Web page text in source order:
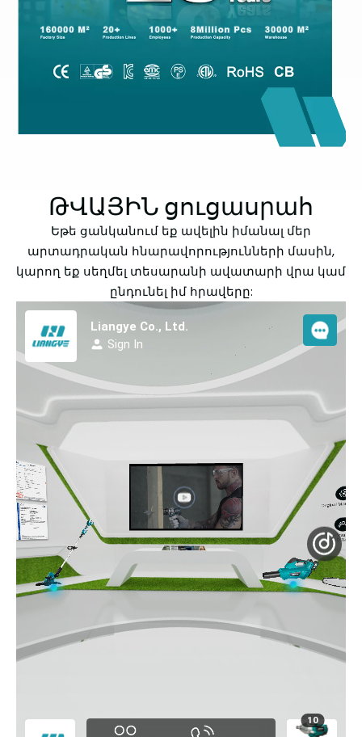
ԹՎԱՅԻՆ ցուցասրահ
Եթե ​​ցանկանում եք ավելին իմանալ մեր
արտադրական հնարավորությունների մասին,
կարող եք սեղմել տեսարանի ավատարի վրա կամ
ընդունել իմ հրավերը: